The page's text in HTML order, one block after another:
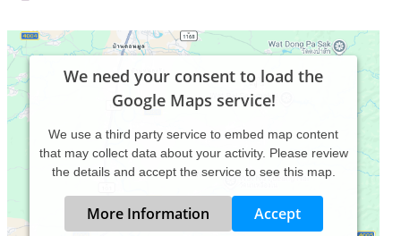
We need your consent to load the
Google Maps service!
We use a third party service to embed map content
that may collect data about your activity. Please review
the details and accept the service to see this map.
More Information Accept